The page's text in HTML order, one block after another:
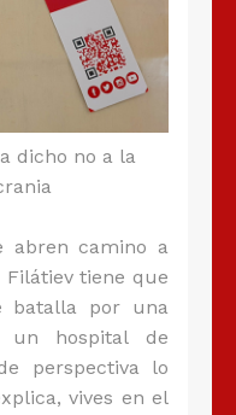
dicho no a la
abren camino a
tiene que
batalla por una
hospital de
perspectiva lo
vives en el